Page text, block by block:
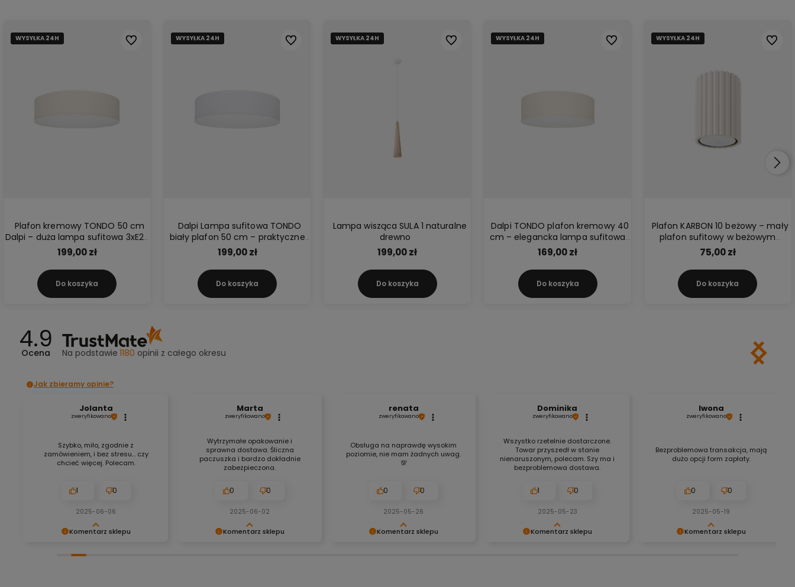
WYSYŁKA 24H
WYSYŁKA 24H
Plafon kremowy TONDO 50 cm
Dalpi – duża lampa sufitowa 3xE27
z abażurem z tkaniny, idealna do
salonu
199,00 zł
Do koszyka
Do ulubionychWYSYŁKA 24H
WYSYŁKA 24H
Dalpi Lampa sufitowa TONDO
biały plafon 50 cm – praktyczne
oświetlenie E27 do dużych wnętrz i
jadalni
199,00 zł
Do koszyka
Do ulubionychWYSYŁKA 24H
WYSYŁKA 24H
Lampa wisząca SULA 1 naturalne
drewno
199,00 zł
Do koszyka
Do ulubionychWYSYŁKA 24H
WYSYŁKA 24H
Dalpi TONDO plafon kremowy 40
cm – elegancka lampa sufitowa
2xE27 idealna do salonu, sypialni i
korytarza
169,00 zł
Do koszyka
Do ulubionychWYSYŁKA 24H
WYSYŁKA 24H
Plafon KARBON 10 beżowy – mały
plafon sufitowy w beżowym
kolorze do salonu, sypialni i
korytarza
75,00 zł
Do koszyka
Do
4.9
Ocena Na podstawie 1180 opinii z całego okresu
Jak zbieramy opinie?
Komentarz sklepu
Jolanta
zweryfikowano
Szybko, miło, zgodnie z
zamówieniem, i bez stresu… czy
chcieć więcej. Polecam.
1 0
2025-06-06
Komentarz sklepu
Marta
zweryfikowano
Wytrzymałe opakowanie i
sprawna dostawa. Śliczna
paczuszka i bardzo dokładnie
zabezpieczona.
0 0
2025-06-02
Komentarz sklepu
renata
zweryfikowano
Obsługa na naprawdę wysokim
poziomie, nie mam żadnych uwag.
💯
0 0
2025-05-26
Komentarz sklepu
Dominika
zweryfikowano
Wszystko rzetelnie dostarczone.
Towar przyszedł w stanie
nienaruszonym, polecam. Szy ma i
bezproblemowa dostawa.
1 0
2025-05-23
Komentarz sklepu
Iwona
zweryfikowano
Bezproblemowa transakcja, mają
dużo opcji form zapłaty.
0 0
2025-05-19